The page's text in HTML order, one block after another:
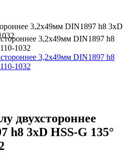
3,2x49мм DIN1897 h8 3xD
двухстороннее
h8 3xD HSS-G 135°